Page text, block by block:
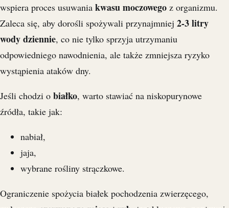
wspiera proces usuwania kwasu moczowego z organizmu.
Zaleca się, aby dorośli spożywali przynajmniej 2-3 litry
wody dziennie, co nie tylko sprzyja utrzymaniu
odpowiedniego nawodnienia, ale także zmniejsza ryzyko
wystąpienia ataków dny.
Jeśli chodzi o białko, warto stawiać na niskopurynowe
źródła, takie jak:
nabiał,
jaja,
wybrane rośliny strączkowe.
Ograniczenie spożycia białek pochodzenia zwierzęcego,